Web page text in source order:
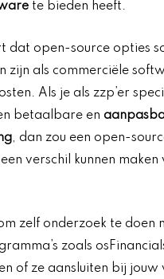
te bieden heeft.
dat open-source opties
zijn als commerciële
Als je als zzp’er
betaalbare en
, dan zou een open-
verschil kunnen maken
zelf onderzoek te doen
zoals
of ze aansluiten bij jouw